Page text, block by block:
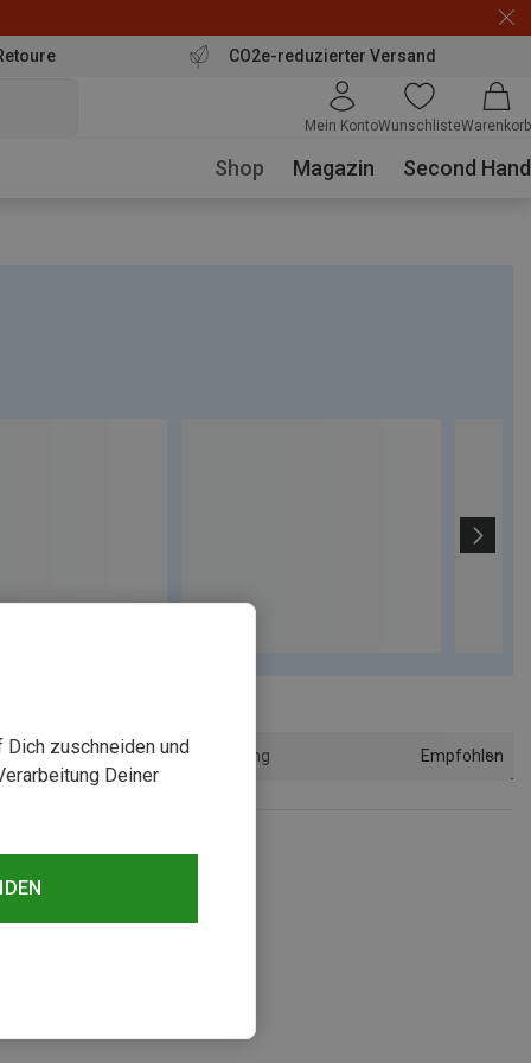
CO2e-reduzierter Versand
Mein KontoWunschlisteWarenkorb
Shop Magazin Second Hand
Sortierung Empfohlen
zuschneiden und
Deiner